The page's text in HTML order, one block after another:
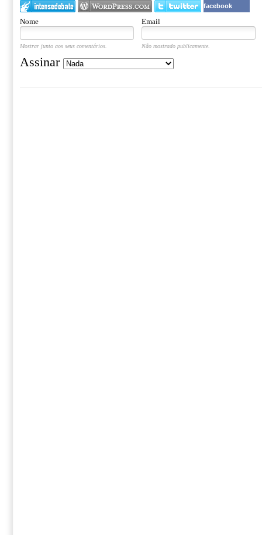
facebook
Nome Email
Mostrar junto aos seus comentários. Não mostrado publicamente.
Assinar